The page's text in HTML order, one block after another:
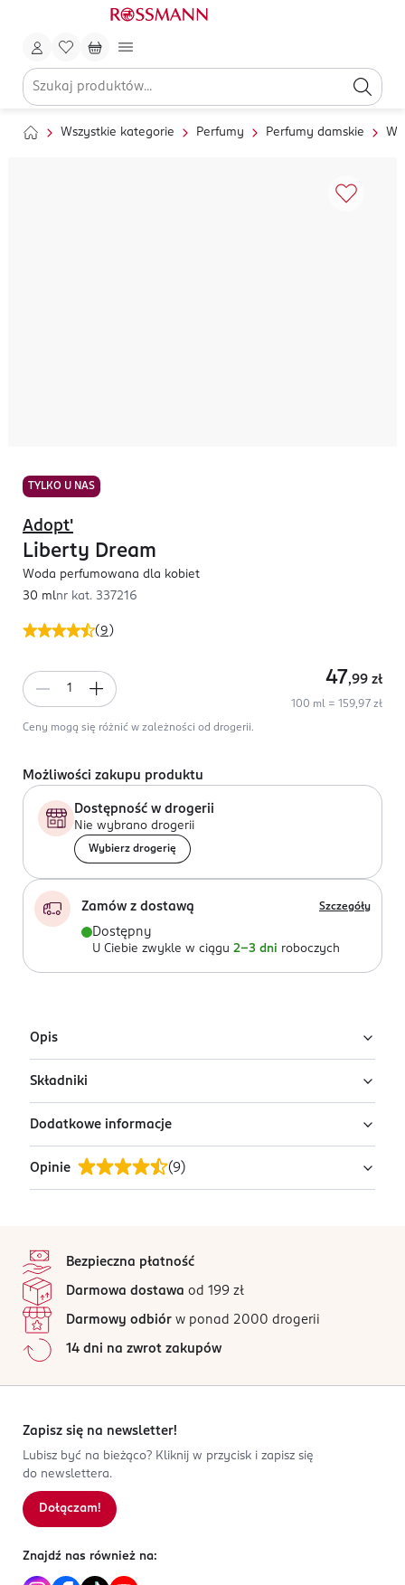
Wszystkie kategorie Perfumy Perfumy damskie
TYLKO U NAS
(9 )
Adopt'
Liberty Dream
Woda perfumowana dla kobiet
30 mlnr kat. 337216
47,99 zł
100 ml = 159,97 zł
Ceny mogą się różnić w zależności od drogerii.
Możliwości zakupu produktu
Dostępność w drogerii
Nie wybrano drogerii
Wybierz drogerię
Zamów z dostawą Szczegóły
Dostępny
U Ciebie zwykle w ciągu 2-3 dni roboczych
Opis
Perfumy dla kobiet z linii zapachowej Delights &
Seduction w atomizerze o pojemności 30ml.
Nuty głowy: malina, kardamon, czarna porzeczka
Nuty bazy:
Składniki
Alcohol Denat., Aqua (water), Parfum (fragrance),
Benzyl Salicylate, Limonene, Coumarin, Linalool,
Geraniol, Citronellol, Benzyl Alcohol.
Dodatkowe informacje
PRZYGOTOWANIE I STOSOWANIE
Spryskaj newralgiczne miejsca ciała: szyję, dekolt oraz
OSTRZEŻENIA DOTYCZĄCE BEZPIECZEŃSTWA
Unikaj bezpośredniego kontaktu z oczami. Produkt
łatwopalny.
PRODUCENT/PODMIOT ODPOWIEDZIALNY
ADOPT
charlotte.droin@adopt.fr
0630124812
Kod EAN
Opinie (9)
Wszystkie opinie są zweryfikowane zakupem.
4
0%
2
1
0%
Sortowanie wg
Bezpieczna płatność
Darmowa dostawa od 199 zł
Darmowy odbiór w ponad 2000 drogerii
14 dni na zwrot zakupów
Zapisz się na newsletter!
Lubisz być na bieżąco? Kliknij w przycisk i zapisz się
do newslettera.
Dołączam!
Znajdź nas również na: